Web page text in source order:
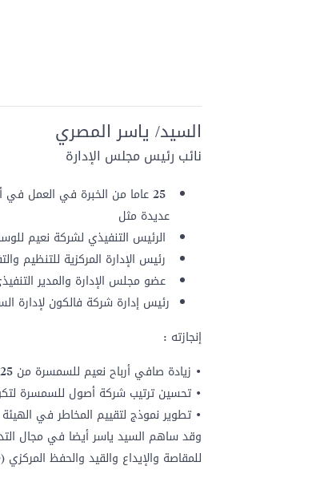
السيد/ ياسر المصري
نائب رئيس مجلس الإدارة
عاما من الخبرة في العمل في
عديدة مثل
الرئيس التنفيذي لشركة نعيم
رئيس الإدارة المركزية للتنظيم
عضو مجلس الإدارة والمدير
رئيس إدارة شركة فالكون لإدارة
إنجازته :
• زيادة صافي أرباح نعيم للسمسرة من 25 مليون جنيه إلى 60 مليون جنيه في عام واحد
• تحسين ترتيب شركة أصول للسمسرة
• تطوير نموذج لتقييم المخاطر في الهيئة
وقد ساهم السيد ياسر أيضا في مجال
للمقاصة والإيداع والقيد والحفظ المركزي (MCSD)